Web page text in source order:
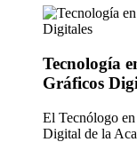
Tecnología
Gráficos
El Tecnólogo
Digital de la